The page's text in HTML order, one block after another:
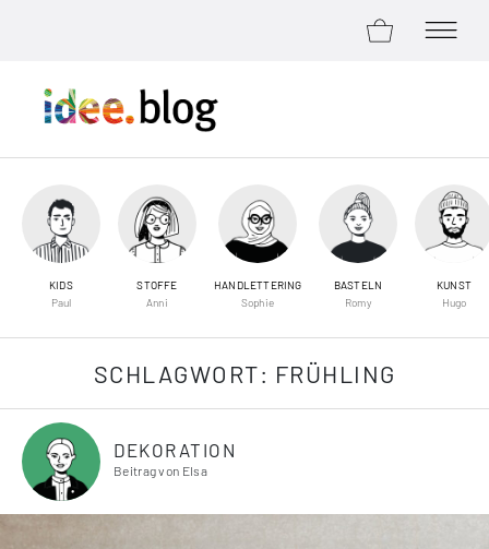
ZUM SHOPMENÜ
KIDS
Paul
STOFFE
Anni
HANDLETTERING
Sophie
BASTELN
Romy
KUNST
Hugo
SCHLAGWORT: FRÜHLING
DEKORATION
Beitrag von Elsa